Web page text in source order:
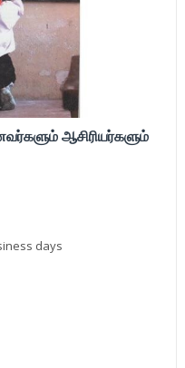
ஆசிரியர்களும்
days